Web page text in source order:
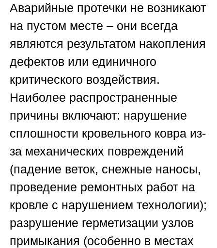
Аварийные протечки не возникают
на пустом месте – они всегда
являются результатом накопления
дефектов или единичного
критического воздействия.
Наиболее распространенные
причины включают: нарушение
сплошности кровельного ковра из-
за механических повреждений
(падение веток, снежные наносы,
проведение ремонтных работ на
кровле с нарушением технологии);
разрушение герметизации узлов
примыкания (особенно в местах